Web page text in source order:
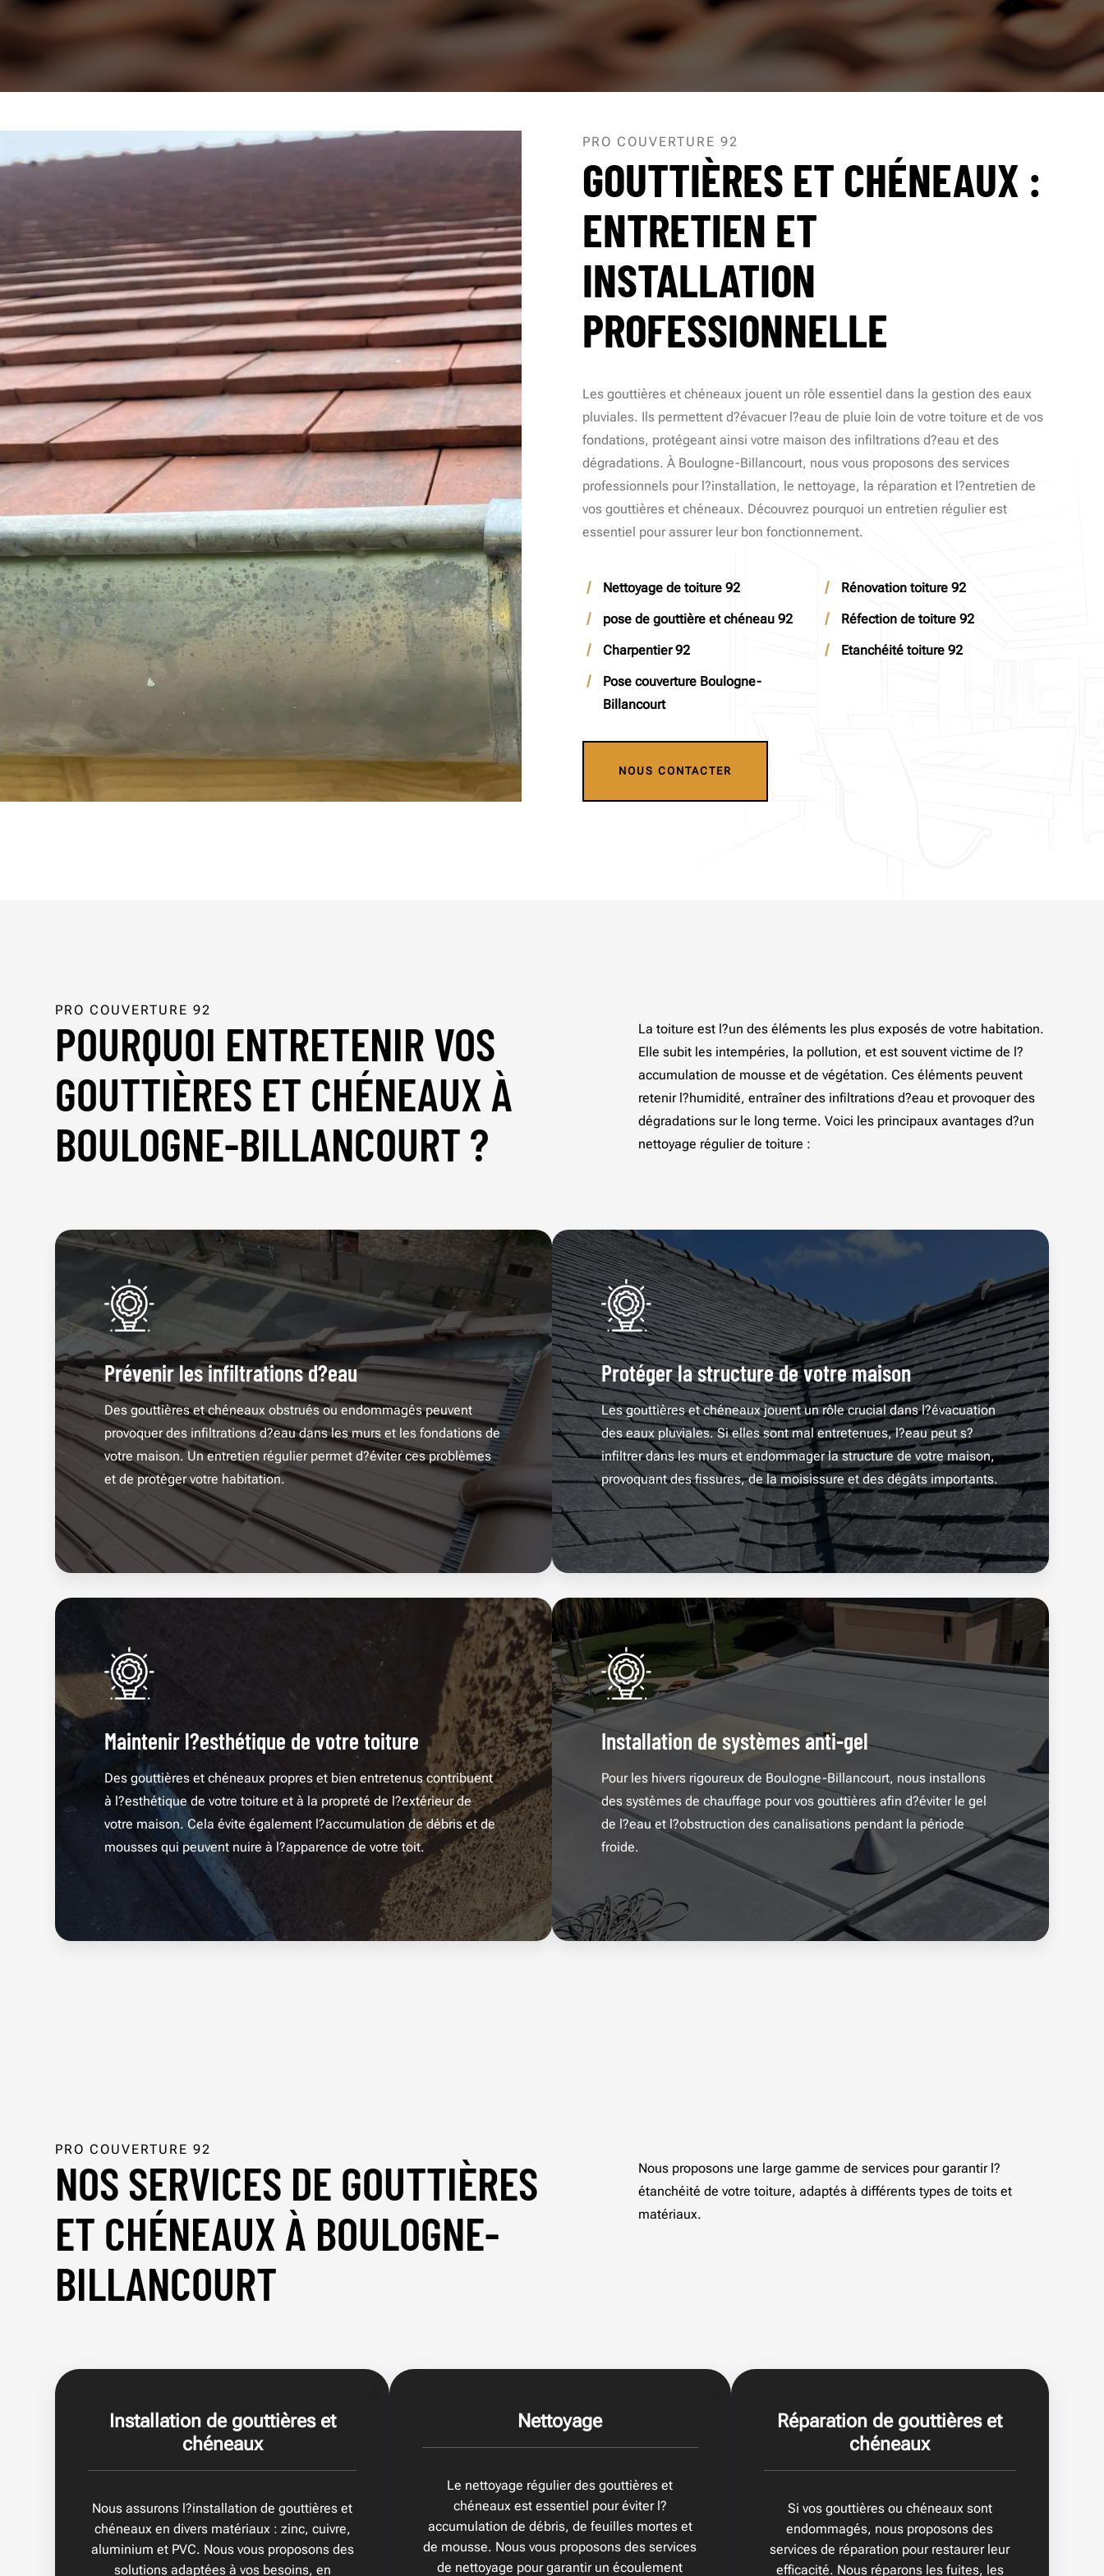
PRO COUVERTURE 92
GOUTTIÈRES ET CHÉNEAUX :
ENTRETIEN ET
INSTALLATION
PROFESSIONNELLE
Les gouttières et chéneaux jouent un rôle essentiel dans la gestion des eaux
pluviales. Ils permettent d?évacuer l?eau de pluie loin de votre toiture et de vos
fondations, protégeant ainsi votre maison des infiltrations d?eau et des
dégradations. À Boulogne-Billancourt, nous vous proposons des services
professionnels pour l?installation, le nettoyage, la réparation et l?entretien de
vos gouttières et chéneaux. Découvrez pourquoi un entretien régulier est
essentiel pour assurer leur bon fonctionnement.
Nettoyage de toiture 92
pose de gouttière et chéneau 92
Charpentier 92
Pose couverture Boulogne-
Billancourt
Rénovation toiture 92
Réfection de toiture 92
Etanchéité toiture 92
NOUS CONTACTER
PRO COUVERTURE 92
POURQUOI ENTRETENIR VOS
GOUTTIÈRES ET CHÉNEAUX À
BOULOGNE-BILLANCOURT ?
La toiture est l?un des éléments les plus exposés de votre habitation.
Elle subit les intempéries, la pollution, et est souvent victime de l?
accumulation de mousse et de végétation. Ces éléments peuvent
retenir l?humidité, entraîner des infiltrations d?eau et provoquer des
dégradations sur le long terme. Voici les principaux avantages d?un
nettoyage régulier de toiture :
Prévenir les infiltrations d?eau
Des gouttières et chéneaux obstrués ou endommagés peuvent
provoquer des infiltrations d?eau dans les murs et les fondations de
votre maison. Un entretien régulier permet d?éviter ces problèmes
et de protéger votre habitation.
Protéger la structure de votre maison
Les gouttières et chéneaux jouent un rôle crucial dans l?évacuation
des eaux pluviales. Si elles sont mal entretenues, l?eau peut s?
infiltrer dans les murs et endommager la structure de votre maison,
provoquant des fissures, de la moisissure et des dégâts importants.
Maintenir l?esthétique de votre toiture
Des gouttières et chéneaux propres et bien entretenus contribuent
à l?esthétique de votre toiture et à la propreté de l?extérieur de
votre maison. Cela évite également l?accumulation de débris et de
mousses qui peuvent nuire à l?apparence de votre toit.
Installation de systèmes anti-gel
Pour les hivers rigoureux de Boulogne-Billancourt, nous installons
des systèmes de chauffage pour vos gouttières afin d?éviter le gel
de l?eau et l?obstruction des canalisations pendant la période
froide.
PRO COUVERTURE 92
NOS SERVICES DE GOUTTIÈRES
ET CHÉNEAUX À BOULOGNE-
BILLANCOURT
Nous proposons une large gamme de services pour garantir l?
étanchéité de votre toiture, adaptés à différents types de toits et
matériaux.
Installation de gouttières et
chéneaux
Nous assurons l?installation de gouttières et
chéneaux en divers matériaux : zinc, cuivre,
aluminium et PVC. Nous vous proposons des
solutions adaptées à vos besoins, en
Nettoyage
Le nettoyage régulier des gouttières et
chéneaux est essentiel pour éviter l?
accumulation de débris, de feuilles mortes et
de mousse. Nous vous proposons des services
de nettoyage pour garantir un écoulement
Réparation de gouttières et
chéneaux
Si vos gouttières ou chéneaux sont
endommagés, nous proposons des
services de réparation pour restaurer leur
efficacité. Nous réparons les fuites, les